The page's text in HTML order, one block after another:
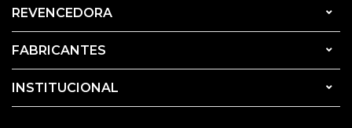
REVENCEDORA
FABRICANTES
INSTITUCIONAL